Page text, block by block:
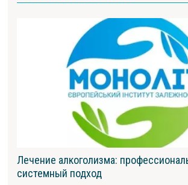
Лечение алкоголизма:
системный подход